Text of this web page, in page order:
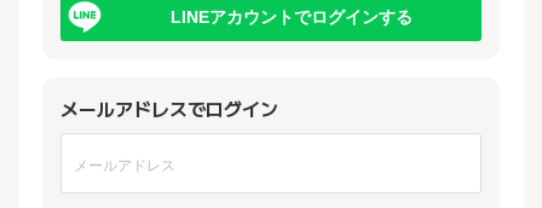
LINEアカウントでログインする
メールアドレスでログイン